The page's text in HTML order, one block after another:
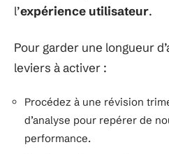
l’expérience utilisateur.
Pour garder une longueur
leviers à activer :
Procédez à une révision
d’analyse pour repérer de
performance.